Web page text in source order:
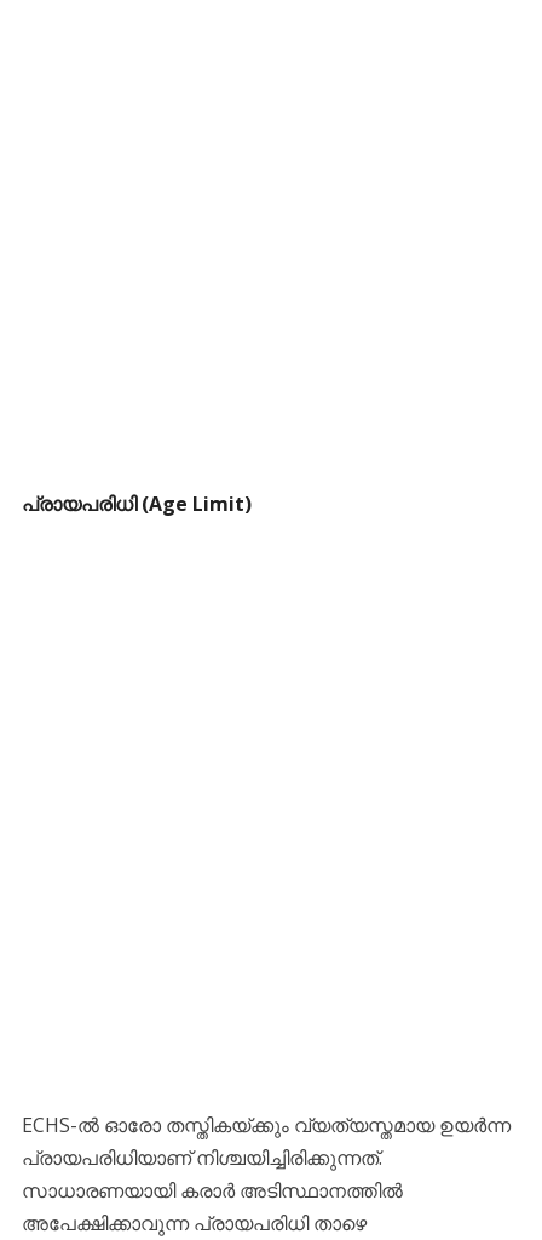
പ്രായപരിധി (Age Limit)
​ECHS-ൽ ഓരോ തസ്തികയ്ക്കും വ്യത്യസ്തമായ ഉയർന്ന
പ്രായപരിധിയാണ് നിശ്ചയിച്ചിരിക്കുന്നത്.
സാധാരണയായി കരാർ അടിസ്ഥാനത്തിൽ
അപേക്ഷിക്കാവുന്ന പ്രായപരിധി താഴെ